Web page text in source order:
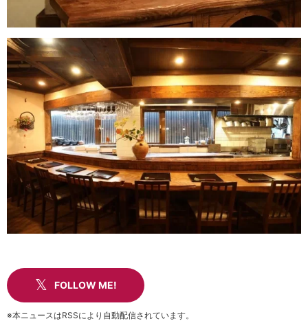
FOLLOW ME!
※本ニュースはRSSにより自動配信されています。